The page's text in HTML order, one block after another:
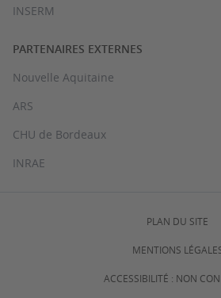
INSERM
PARTENAIRES EXTERNES
Nouvelle Aquitaine
ARS
CHU de Bordeaux
INRAE
PLAN DU SITE
MENTIONS
ACCESSIBILITÉ : NON